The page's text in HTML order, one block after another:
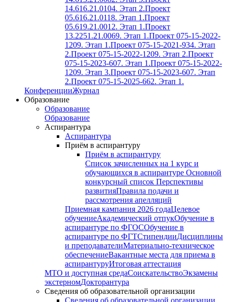
14.616.21.0104. Этап 2.Проект
05.616.21.0118. Этап 1.Проект
05.619.21.0012. Этап 1.Проект
13.2251.21.0069. Этап 1.Проект 075-15-2022-
1209. Этап 1.Проект 075-15-2021-934. Этап
2.Проект 075-15-2022-1209. Этап 2.Проект
075-15-2023-607. Этап 1.Проект 075-15-2022-
1209. Этап 3.Проект 075-15-2023-607. Этап
2.Проект 075-15-2025-662. Этап 1.
КонференцииЖурнал
Образование
Образование
Образование
Аспирантура
Аспирантура
Приём в аспирантуру
Приём в аспирантуру
Список зачисленных на 1 курс и
обучающихся в аспирантуре Основной
конкурсный список Перспективы
развитияПравила подачи и
рассмотрения апелляций
Приемная кампания 2026 годаЦелевое
обучениеАкадемический отпукОбучение в
аспирантуре по ФГОСОбучение в
аспирантуре по ФГТСтипендииДисциплины
и преподавателиМатериально-техническое
обеспечениеВакантные места для приема в
аспирантуруИтоговая аттестация
МТО и доступная средаСоискательствоЭкзамены
экстерномДокторантура
Сведения об образовательной организации
Сведения об образовательной организации